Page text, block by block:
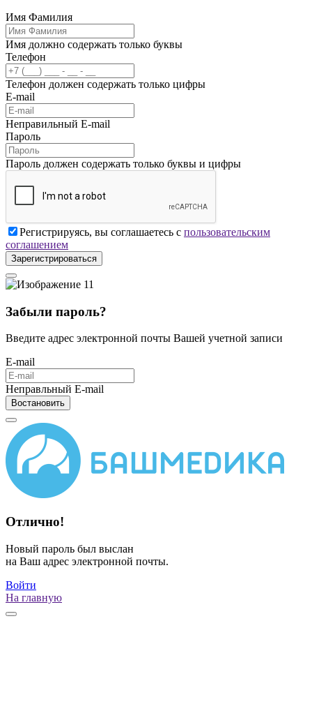
Имя Фамилия
Имя должно содержать только буквы
Телефон
Телефон должен содержать только цифры
E-mail
Неправильный E-mail
Пароль
Пароль должен содержать только буквы и цифры
Регистрируясь, вы соглашаетесь с пользовательским
соглашением
Зарегистрироваться
Забыли пароль?
Введите адрес электронной почты Вашей учетной записи
E-mail
Неправльный E-mail
Востановить
Отлично!
Новый пароль был выслан
на Ваш адрес электронной почты.
Войти
На главную